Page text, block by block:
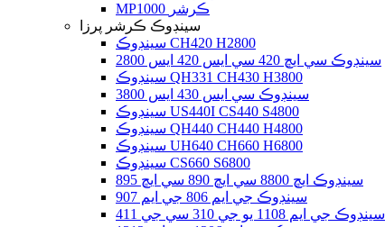
MP1000 ڪرشر
سينڊوڪ ڪرشر پرزا
سينڊوڪ CH420 H2800
سينڊوڪ سي ايڇ 420 سي ايس 420 ايس 2800
سينڊوڪ QH331 CH430 H3800
سينڊوڪ سي ايس 430 ايس 3800
سينڊوڪ US440I CS440 S4800
سينڊوڪ QH440 CH440 H4800
سينڊوڪ UH640 CH660 H6800
سينڊوڪ CS660 S6800
سينڊوڪ ايڇ 8800 سي ايڇ 890 سي ايڇ 895
سينڊوڪ جي ايم 806 جي ايم 907
سينڊوڪ جي ايم 1108 يو جي 310 سي جي 411